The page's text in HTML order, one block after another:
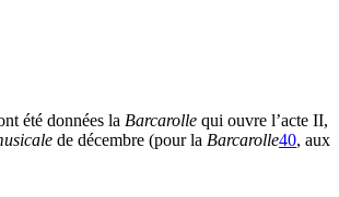
été données la Barcarolle qui ouvre l’acte II,
de décembre (pour la Barcarolle40, aux